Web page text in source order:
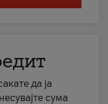
да ја
сума